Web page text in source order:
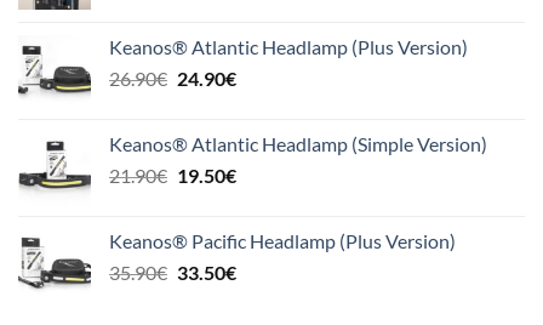
41.90€.είναι:
39.90€.
Keanos® Atlantic Headlamp (Plus Version)
26.90€ Original
26.90€.
24.90€Η
είναι:
24.90€.
Keanos® Atlantic Headlamp (Simple Version)
21.90€ Original
21.90€.
19.50€Η
είναι:
19.50€.
Keanos® Pacific Headlamp (Plus Version)
35.90€ Original
33.50€Η